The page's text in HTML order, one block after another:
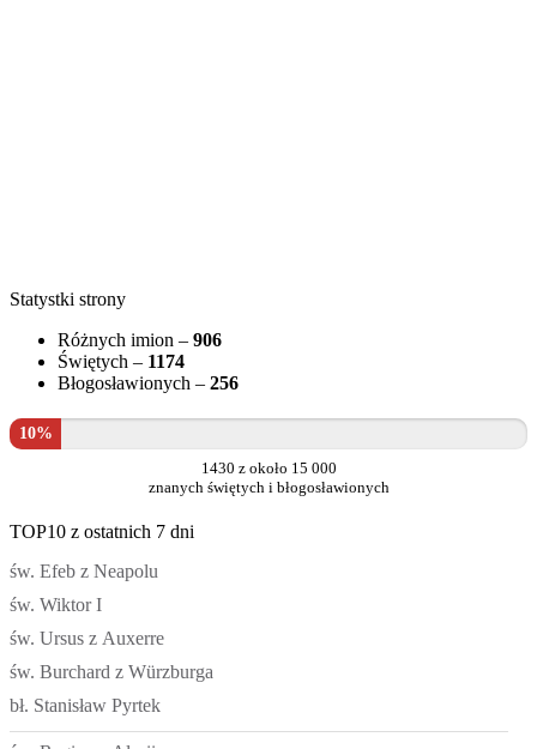
Statystki strony
Różnych imion – 906
Świętych – 1174
Błogosławionych – 256
10%
1430 z około 15 000
znanych świętych i błogosławionych
TOP10 z ostatnich 7 dni
św. Efeb z Neapolu
św. Wiktor I
św. Ursus z Auxerre
św. Burchard z Würzburga
bł. Stanisław Pyrtek